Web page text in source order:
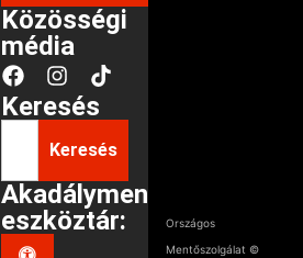
Közösségi
média
Keresés
Keresés
Akadálymentes
eszköztár:
Országos
Mentőszolgálat ©